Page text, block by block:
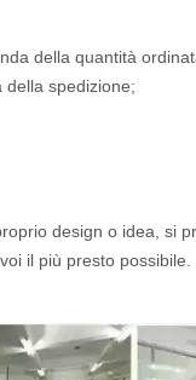
della quantità
della spedizione;
design o idea, si
il più presto possibile.